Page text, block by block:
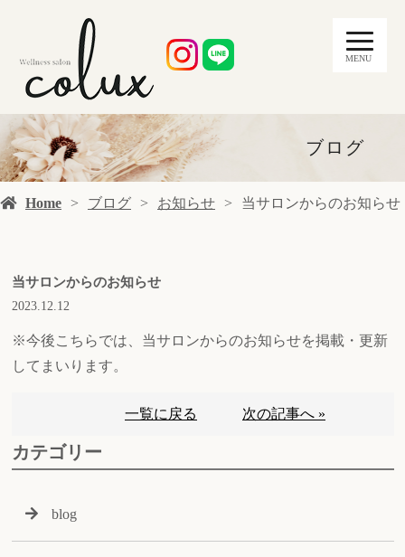
MENU
ブログ
Home ブログ お知らせ 当サロンからのお知らせ
当サロンからのお知らせ
2023.12.12
※今後こちらでは、当サロンからのお知らせを掲載・更新
してまいります。
一覧に戻る 次の記事へ »
カテゴリー
blog